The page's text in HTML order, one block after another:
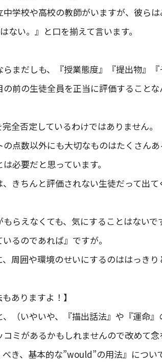
学校や高校の教師がいますが、彼ら
ない。』と口を揃えて言います。
まだしも、『授業態度』『提出物』
前の生徒全員を正当に評価すること
全否定しているわけではありません。
点数以外にも大切なものはたくさん
必要だと思っています。
きちんと評価されない生徒だって出
らえなくても、気にすることはないで
るのであれば』ですが。
周囲や環境のせいにするのははっき
ありますよ！】
（いやいや、『描出話法』や『運命』
ミがあるかもしれませんので改めて念
き、基本的な”would”の用法』につい